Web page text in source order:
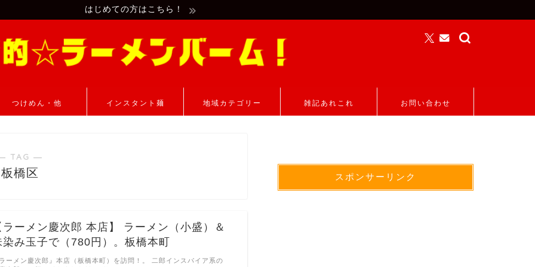
はじめての方はこちら！
つけめん・他 インスタント麺 地域カテゴリー 雑記あれこれ お問い合わせ
TAG ―
板橋区
ラーメン慶次郎 本店】 ラーメン（小盛）＆
染み玉子で（780円）。板橋本町
ーメン慶次郎』本店（板橋本町）を訪問！。 二郎インスパイア系の
スポンサーリンク